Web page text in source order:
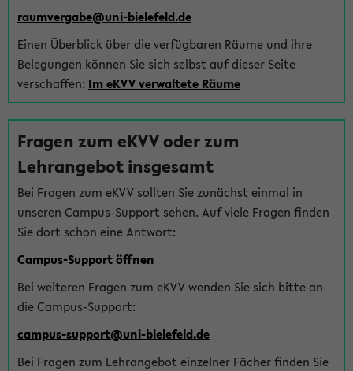
raumvergabe@uni-bielefeld.de
Einen Überblick über die verfügbaren Räume und ihre
Belegungen können Sie sich selbst auf dieser Seite
verschaffen: Im eKVV verwaltete Räume
Fragen zum eKVV oder zum
Lehrangebot insgesamt
Bei Fragen zum eKVV sollten Sie zunächst einmal in
unseren Campus-Support sehen. Auf viele Fragen finden
Sie dort schon eine Antwort:
Campus-Support öffnen
Bei weiteren Fragen zum eKVV wenden Sie sich bitte an
die Campus-Support:
campus-support@uni-bielefeld.de
Bei Fragen zum Lehrangebot einzelner Fächer finden Sie